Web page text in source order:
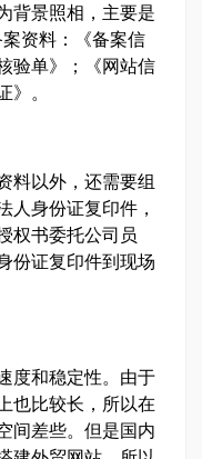
背景照相，主要是
资料：《备案信
验单》；《网站信
》。
料以外，还需要组
人身份证复印件，
权书委托公司员
份证复印件到现场
度和稳定性。由于
也比较长，所以在
间差些。但是国内